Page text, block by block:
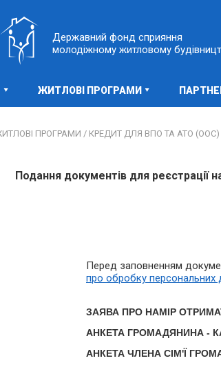
Державний фонд сприяння
молодіжному житловому
ЖИТЛОВІ ПРОГРАМИ
ПРОГРАМИ / КРЕДИТ ДЛЯ ВПО ТА АТО
Подання документів для
Перед заповненням
про обробку персональних
ЗАЯВА ПРО НАМІР
АНКЕТА ГРОМАДЯНИНА -
АНКЕТА ЧЛЕНА СІМ'Ї